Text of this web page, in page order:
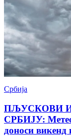
Србија
ПЉУСКОВИ
СРБИЈУ:
доноси